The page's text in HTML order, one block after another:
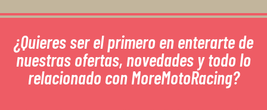
¿Quieres ser el primero en enterarte de
nuestras ofertas, novedades y todo lo
relacionado con MoreMotoRacing?